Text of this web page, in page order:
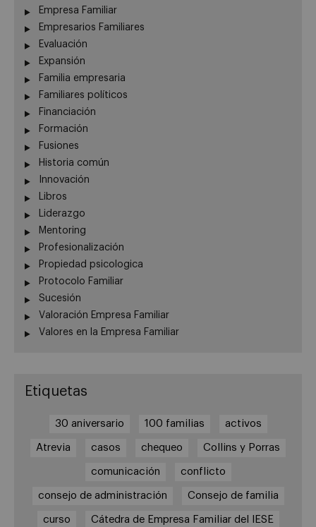
Empresa Familiar
Empresarios Familiares
Evaluación
Expansión
Familia empresaria
Familiares políticos
Financiación
Formación
Fusiones
Historia común
Innovación
Libros
Liderazgo
Mentoring
Profesionalización
Propiedad psicologica
Protocolo Familiar
Sucesión
Valoración Empresa Familiar
Valores en la Empresa Familiar
Etiquetas
30 aniversario 100 familias activos
Atrevia casos chequeo Collins y Porras
comunicación conflicto
consejo de administración Consejo de familia
curso Cátedra de Empresa Familiar del IESE